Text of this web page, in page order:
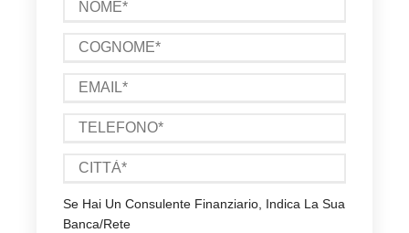
Se Hai Un Consulente Finanziario, Indica La Sua
Banca/rete